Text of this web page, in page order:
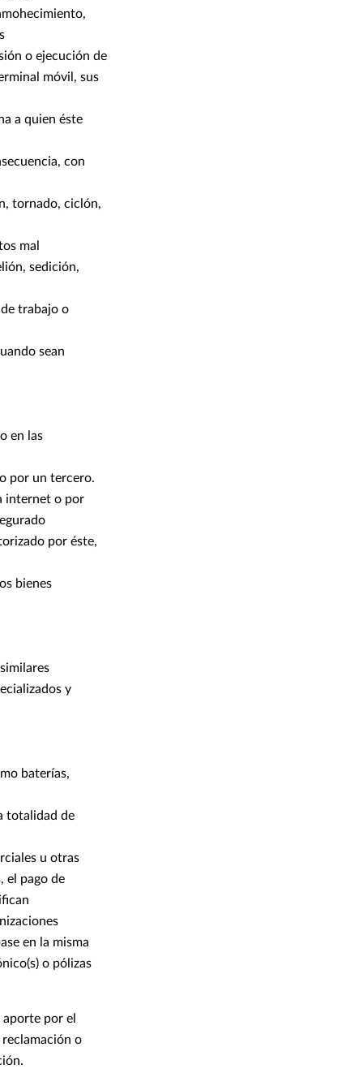
o ejecución de
móvil, sus
a quien éste
con
tornado, ciclón,
mal
sedición,
trabajo o
sean
en las
por un tercero.
internet o por
por éste,
bienes
y
baterías,
totalidad de
u otras
el pago de
en la misma
o pólizas
por el
o